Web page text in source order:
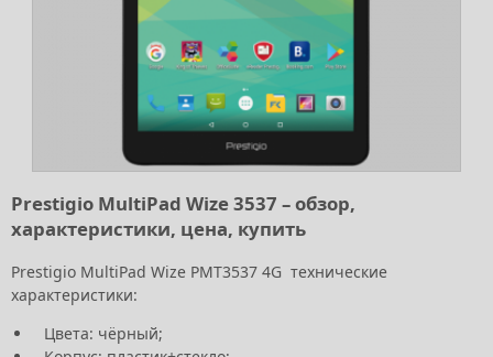
Prestigio MultiPad Wize 3537 – обзор,
характеристики, цена, купить
Prestigio MultiPad Wize PMT3537 4G технические
характеристики:
Цвета: чёрный;